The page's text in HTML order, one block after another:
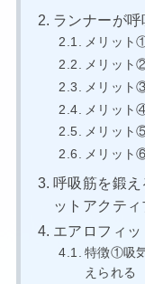
ランナーが
メリット
メリット
メリット
メリット
メリット
メリット
呼吸筋を鍛
ットアクティ
エアロフィ
特徴①吸
えられる